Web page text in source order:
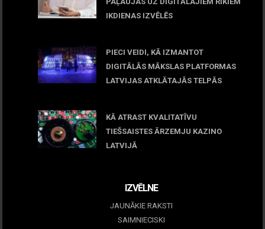
IKDIENAS IZVĒLĒS
PIECI VEIDI, KĀ IZMANTOT
DIGITĀLĀS MĀKSLAS PLATFORMAS
LATVIJAS ATKLĀTAJĀS TELPĀS
KĀ ATRAST KVALITATĪVU
TIEŠSAISTES ĀRZEMJU KAZINO
LATVIJĀ
IZVĒLNE
JAUNĀKIE RAKSTI
SAIMNIECISKI